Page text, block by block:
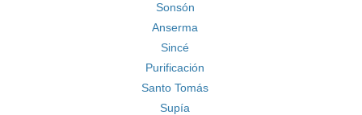
Sonsón
Anserma
Sincé
Purificación
Santo Tomás
Supía